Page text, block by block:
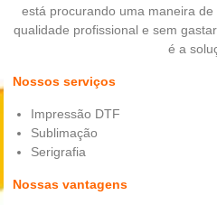
está procurando uma maneira
qualidade profissional e sem
é a
Nossos serviços
Impressão DTF
Sublimação
Serigrafia
Nossas vantagens